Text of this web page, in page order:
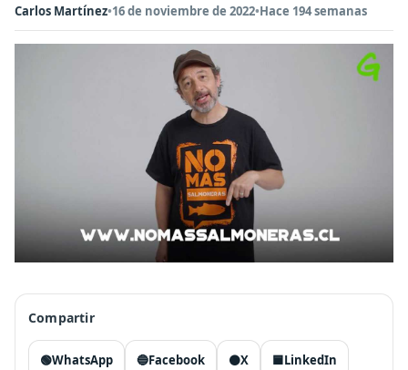
Carlos Martínez•16 de noviembre de 2022•Hace 194 semanas
Compartir
🟢WhatsApp 🔵Facebook ⚫X 🟦LinkedIn